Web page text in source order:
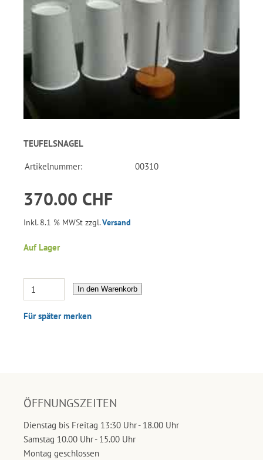
TEUFELSNAGEL
Artikelnummer: 00310
370.00 CHF
Inkl. 8.1 % MWSt zzgl.Versand
Auf Lager
In den Warenkorb
Für später merken
ÖFFNUNGSZEITEN
Dienstag bis Freitag 13:30 Uhr - 18.00 Uhr
Samstag 10.00 Uhr - 15.00 Uhr
Montag geschlossen